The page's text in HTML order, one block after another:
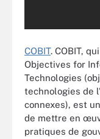
COBIT. COBIT,
Objectives for
Technologies
technologies de
connexes), est
de mettre en
pratiques de